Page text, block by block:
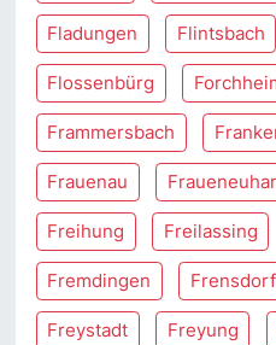
Fladungen Flintsbach
Flossenbürg
Frammersbach
Frauenau
Freihung Freilassing
Fremdingen Frensdorf
Freystadt Freyung